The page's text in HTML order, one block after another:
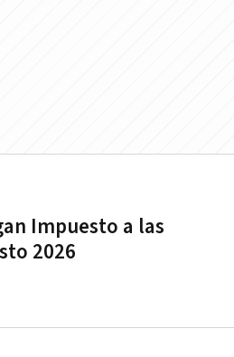
Impuesto a las
2026